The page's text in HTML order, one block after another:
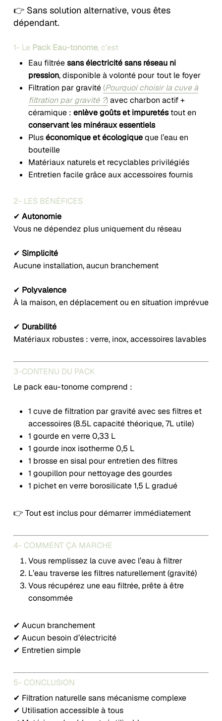
👉 Sans solution alternative, vous êtes
dépendant.
1- Le Pack Eau-tonome, c’est
Eau filtréesans électricité sans réseau ni
pression, disponible à volonté pour tout le foyer
Filtration par gravité(Pourquoi choisir la cuve à
filtration par gravité ?)avec charbon actif +
céramique : enlève goûts et impuretéstout en
conservant les minéraux essentiels
Pluséconomique et écologiqueque l’eau en
bouteille
Matériaux naturels et recyclables privilégiés
Entretien facile grâce aux accessoires fournis
2- LES BÉNÉFICES
✔ Autonomie
Vous ne dépendez plus uniquement du réseau
✔ Simplicité
Aucune installation, aucun branchement
✔ Polyvalence
À la maison, en déplacement ou en situation imprévue
✔ Durabilité
Matériaux robustes : verre, inox, accessoires lavables
3-CONTENU DU PACK
Le pack eau-tonome comprend :
1 cuve de filtration par gravité avec ses filtres et
accessoires (8.5L capacité théorique, 7L utile)
1 gourde en verre 0,33 L
1 gourde inox isotherme 0,5 L
1 brosse en sisal pour entretien des filtres
1 goupillon pour nettoyage des gourdes
1 pichet en verre borosilicate 1,5 L gradué
👉 Tout est inclus pour démarrer immédiatement
4- COMMENT ÇA MARCHE
Vous remplissez la cuve avec l’eau à filtrer
L’eau traverse les filtres naturellement (gravité)
Vous récupérez une eau filtrée, prête à être
consommée
✔ Aucun branchement
✔ Aucun besoin d’électricité
✔ Entretien simple
5- CONCLUSION
✔ Filtration naturelle sans mécanisme complexe
✔ Utilisation accessible à tous